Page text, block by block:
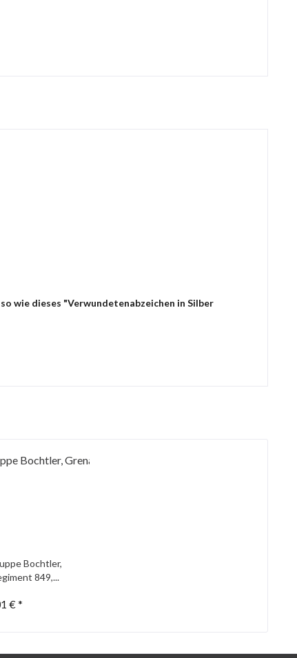
wie dieses "Verwundetenabzeichen in Silber
Bochtler,
849,...
€ *